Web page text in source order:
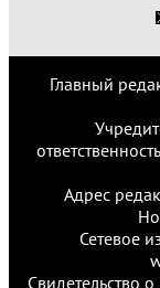
Главный
Адрес
Сетевое
Свидетельство